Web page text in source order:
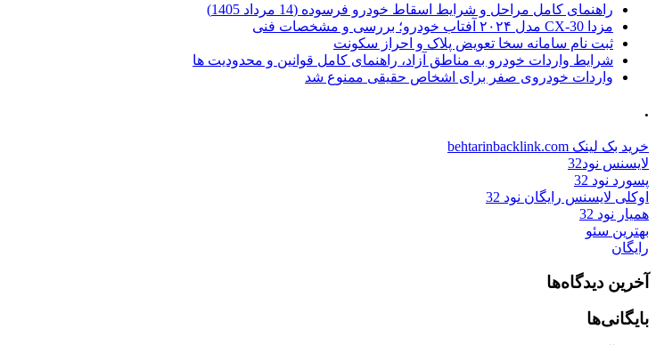
راهنمای کامل مراحل و شرایط اسقاط خودرو فرسوده (14 مرداد 1405)
مزدا CX-30 مدل ۲۰۲۴ آفتاب خودرو؛ بررسی و مشخصات فنی
ثبت نام سامانه سخا تعویض پلاک و احراز سکونت
شرایط واردات خودرو به مناطق آزاد، راهنمای کامل قوانین و محدودیت ها
واردات خودروی صفر برای اشخاص حقیقی ممنوع شد
.
خرید بک لینک behtarinbacklink.com
لایسنس نود32
پسورد نود 32
اوکلی لایسنس رایگان نود 32
همیار نود 32
بهترین سئو
رایگان
آخرین دیدگاه‌ها
بایگانی‌ها